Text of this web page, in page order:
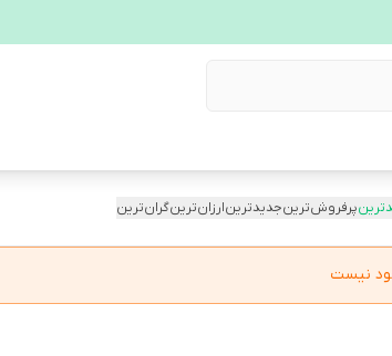
پرفروش‌ترینجدیدترینارزان‌ترینگران‌ترین
نیست